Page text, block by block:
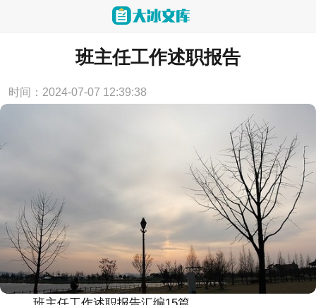
当前位置： 首页 > 述职报告
班主任工作述职报告
时间：2024-07-07 12:39:38